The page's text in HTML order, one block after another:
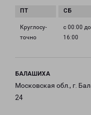
Круглосу­
точно
с 00:00 до
16:00
БАЛАШИХА
Московская обл., г.
24